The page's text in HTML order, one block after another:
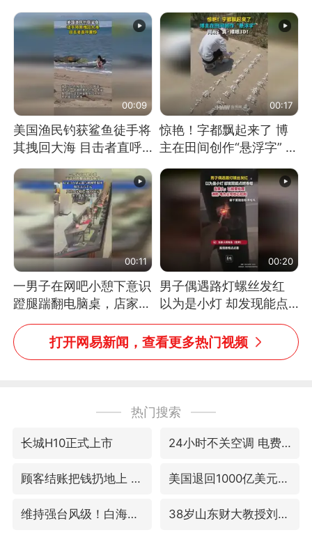
长大：挖了140多朵
顶跳舞。（新京报）
00:09
美国渔民钓获鲨鱼徒手将
其拽回大海 目击者直呼
震惊 （视频来源：参考
消息）
00:17
惊艳！字都飘起来了 博
主在田间创作“悬浮字” 网
友：真·裸眼3D！
00:11
一男子在网吧小憩下意识
蹬腿踹翻电脑桌，店家3
台显示器与机械臂损坏
00:20
男子偶遇路灯螺丝发红
以为是小灯 却发现能点
燃香烟 当事人：已报警
处理
打开网易新闻，查看更多热门视频
热门搜索
长城H10正式上市 24小时不关空调 电费反而更低？
顾客结账把钱扔地上 服务员霸气扔回 美国退回1000亿美元关税
维持强台风级！白海豚直奔华东沿海 38岁山东财大教授刘海明逝世